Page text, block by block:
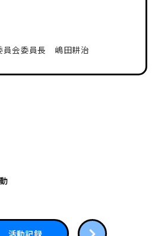
員会委員長 嶋田耕治
活動記録